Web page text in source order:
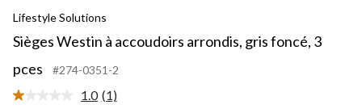
Lifestyle Solutions
Sièges Westin à accoudoirs arrondis, gris foncé, 3
pces
#274-0351-2
1.0 Lire
(1)